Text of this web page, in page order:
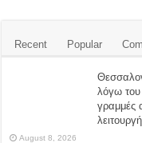
Recent Popular
λόγω του
γραμμές
August 8, 2026